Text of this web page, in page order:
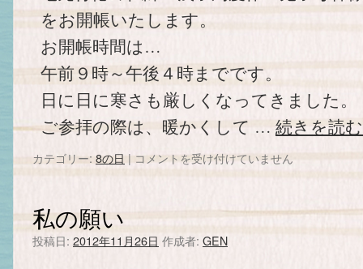
をお開帳いたします。
お開帳時間は…
午前９時～午後４時までです。
日に日に寒さも厳しくなってきました。
ご参拝の際は、暖かくして … 続きを読
カテゴリー: 8の日 | ２
す。
は
コメントを受け付けていません
私の願い
投稿日: 2012年11月26日 作成者: GEN